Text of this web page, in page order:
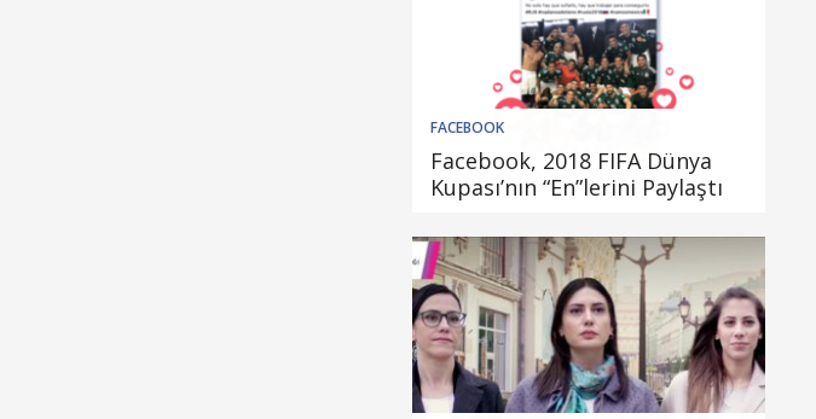
FACEBOOK
Facebook, 2018 FIFA Dünya
Kupası’nın “En”lerini Paylaştı